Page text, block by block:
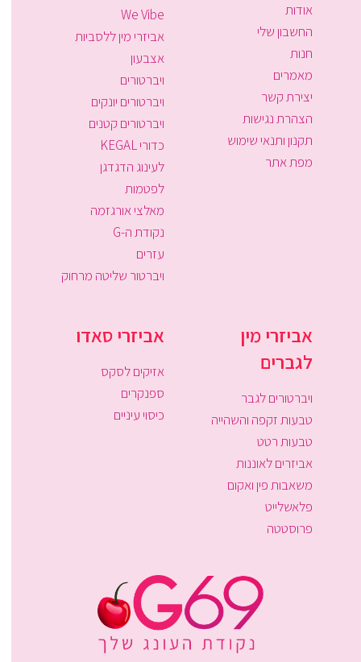
אודות
החשבון שלי
חנות
מאמרים
יצירת קשר
הצהרת נגישות
תקנון ותנאי שימוש
מפת אתר
We Vibe
אביזרי מין ללסביות
אצבעון
ויברטורים
ויברטורים יונקים
ויברטורים קטנים
כדורי KEGAL
לעינוג הדגדגן
לפטמות
מאלצי אורגזמה
נקודת ה-G
עזרים
ויברטור שליטה מרחוק
אביזרי מין
לגברים
ויברטורים לגבר
טבעות זקפה והשהייה
טבעות רטט
אביזרים לאוננות
משאבות פין ואקום
פלאשלייט
פרוסטטה
אביזרי סאדו
אזיקים לסקס
ספנקרים
כיסוי עיניים